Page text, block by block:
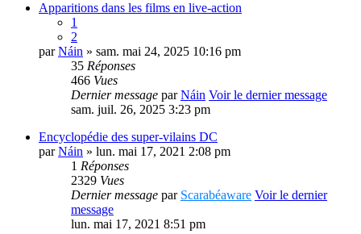
Apparitions dans les films en live-action
1
2
parNáin » sam. mai 24, 2025 10:16 pm
35 Réponses
466 Vues
Dernier message parNáin Voir le dernier message
sam. juil. 26, 2025 3:23 pm
Encyclopédie des super-vilains DC
parNáin » lun. mai 17, 2021 2:08 pm
1 Réponses
2329 Vues
Dernier message par Scarabéaware Voir le dernier
message
lun. mai 17, 2021 8:51 pm